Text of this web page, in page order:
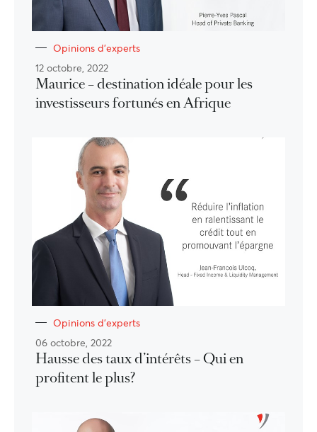
Opinions d'experts
12 octobre, 2022
Maurice – destination idéale pour les
investisseurs fortunés en Afrique
Opinions d'experts
06 octobre, 2022
Hausse des taux d’intérêts – Qui en
profitent le plus?